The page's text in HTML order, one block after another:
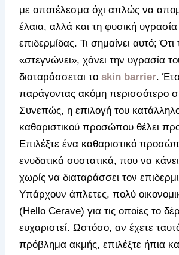
με αποτέλεσμα όχι απλώς να
έλαια, αλλά και τη φυσική υγρασία
επιδερμίδας. Τι σημαίνει αυτό;
«στεγνώνει», χάνει την υγρασία
διαταράσσεται το skin barrier.
παράγοντας ακόμη περισσότερο
Συνεπώς, η επιλογή του
καθαριστικού προσώπου θέλει
Επιλέξτε ένα καθαριστικό
ενυδατικά συστατικά, που να
χωρίς να διαταράσσει τον
Υπάρχουν άπλετες, πολύ
(Hello Cerave) για τις οποίες το
ευχαριστεί. Ωστόσο, αν έχετε
πρόβλημα ακμής, επιλέξτε ήπια